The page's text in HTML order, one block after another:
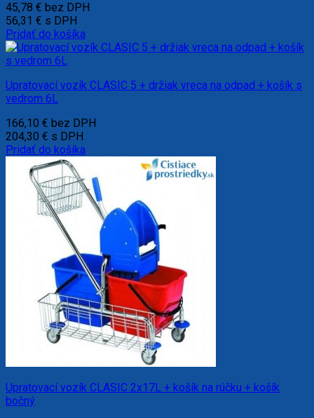
45,78 € bez DPH
56,31 € s DPH
Pridať do košíka
Upratovací vozík CLASIC 5 + držiak vreca na odpad + košík s
vedrom 6L
166,10 € bez DPH
204,30 € s DPH
Pridať do košíka
Upratovací vozík CLASIC 2x17L + košík na rúčku + košík
bočný